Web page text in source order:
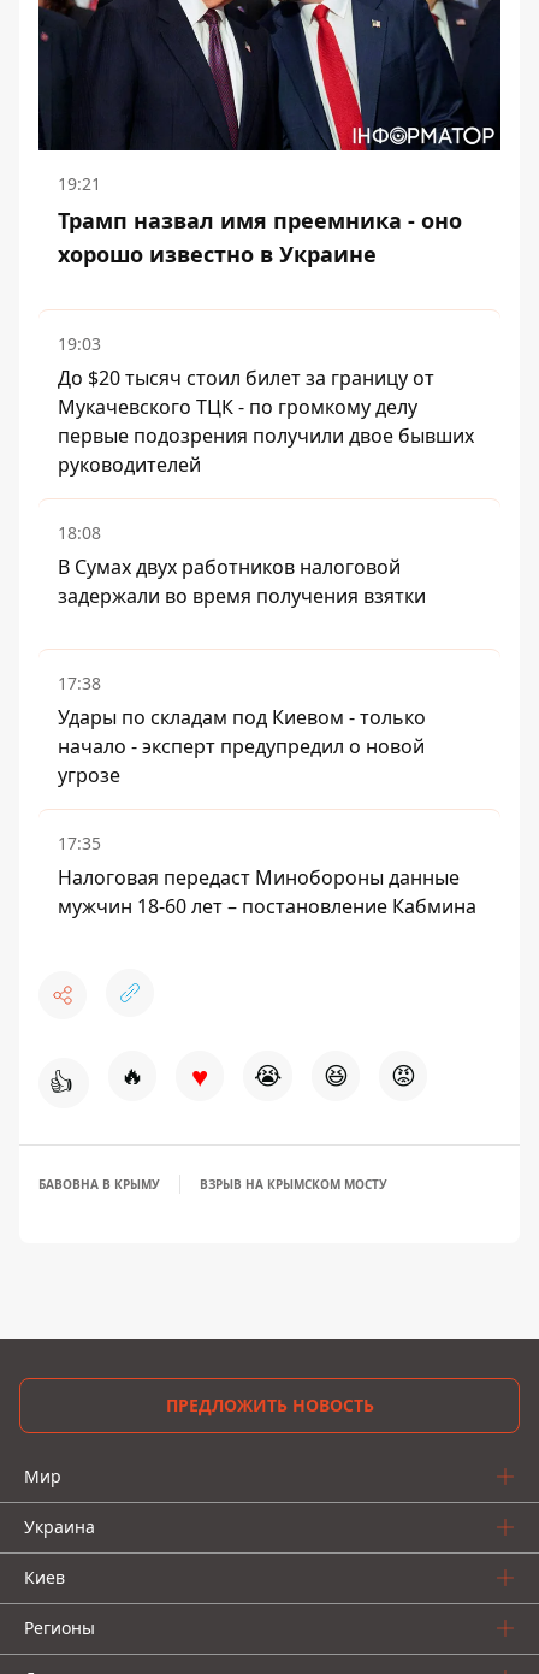
19:21
Трамп назвал имя преемника - оно
хорошо известно в Украине
19:03
До $20 тысяч стоил билет за границу от
Мукачевского ТЦК - по громкому делу
первые подозрения получили двое бывших
руководителей
18:08
В Сумах двух работников налоговой
задержали во время получения взятки
17:38
Удары по складам под Киевом - только
начало - эксперт предупредил о новой
угрозе
17:35
Налоговая передаст Минобороны данные
мужчин 18-60 лет – постановление Кабмина
👍 🔥 ♥ 😭 😆 😡
БАВОВНА В КРЫМУ ВЗРЫВ НА КРЫМСКОМ МОСТУ
ПРЕДЛОЖИТЬ НОВОСТЬ
Мир
Украина
Киев
Регионы